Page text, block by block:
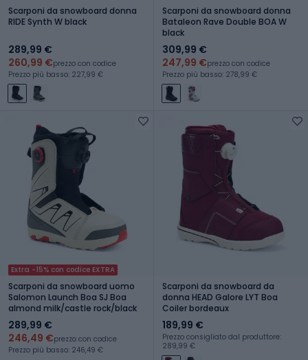
Scarponi da snowboard donna
RIDE Synth W black
289,99 €
260,99 €prezzo con codice
Prezzo più basso: 227,99 €
Scarponi da snowboard donna
Bataleon Rave Double BOA W
black
309,99 €
247,99 €prezzo con codice
Prezzo più basso: 278,99 €
Extra -15% con codice EXTRA
Scarponi da snowboard uomo
Salomon Launch Boa SJ Boa
almond milk/castle rock/black
289,99 €
246,49 €prezzo con codice
Prezzo più basso: 246,49 €
Scarponi da snowboard da
donna HEAD Galore LYT Boa
Coiler bordeaux
189,99 €
Prezzo consigliato dal produttore:
289,99 €